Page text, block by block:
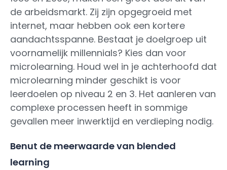
de arbeidsmarkt. Zij zijn opgegroeid met
internet, maar hebben ook een kortere
aandachtsspanne. Bestaat je doelgroep uit
voornamelijk millennials? Kies dan voor
microlearning. Houd wel in je achterhoofd dat
microlearning minder geschikt is voor
leerdoelen op niveau 2 en 3. Het aanleren van
complexe processen heeft in sommige
gevallen meer inwerktijd en verdieping nodig.
Benut de meerwaarde van blended
learning